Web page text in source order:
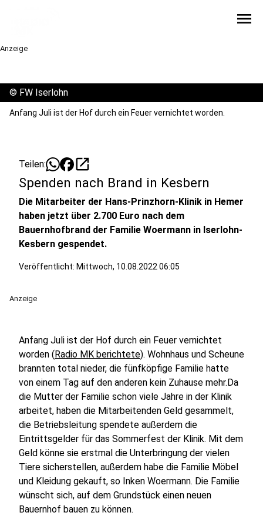
menu
Anzeige
© FW Iserlohn
Anfang Juli ist der Hof durch ein Feuer vernichtet worden.
Teilen: open_in_new
Spenden nach Brand in Kesbern
Die Mitarbeiter der Hans-Prinzhorn-Klinik in Hemer
haben jetzt über 2.700 Euro nach dem
Bauernhofbrand der Familie Woermann in Iserlohn-
Kesbern gespendet.
Veröffentlicht: Mittwoch, 10.08.2022 06:05
Anzeige
Anfang Juli ist der Hof durch ein Feuer vernichtet
worden (Radio MK berichtete). Wohnhaus und Scheune
brannten total nieder, die fünfköpfige Familie hatte
von einem Tag auf den anderen kein Zuhause mehr.Da
die Mutter der Familie schon viele Jahre in der Klinik
arbeitet, haben die Mitarbeitenden Geld gesammelt,
die Betriebsleitung spendete außerdem die
Eintrittsgelder für das Sommerfest der Klinik. Mit dem
Geld könne sie erstmal die Unterbringung der vielen
Tiere sicherstellen, außerdem habe die Familie Möbel
und Kleidung gekauft, so Inken Woermann. Die Familie
wünscht sich, auf dem Grundstück einen neuen
Bauernhof bauen zu können.